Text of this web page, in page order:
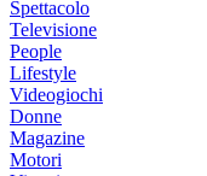
Spettacolo
Televisione
People
Lifestyle
Videogiochi
Donne
Magazine
Motori